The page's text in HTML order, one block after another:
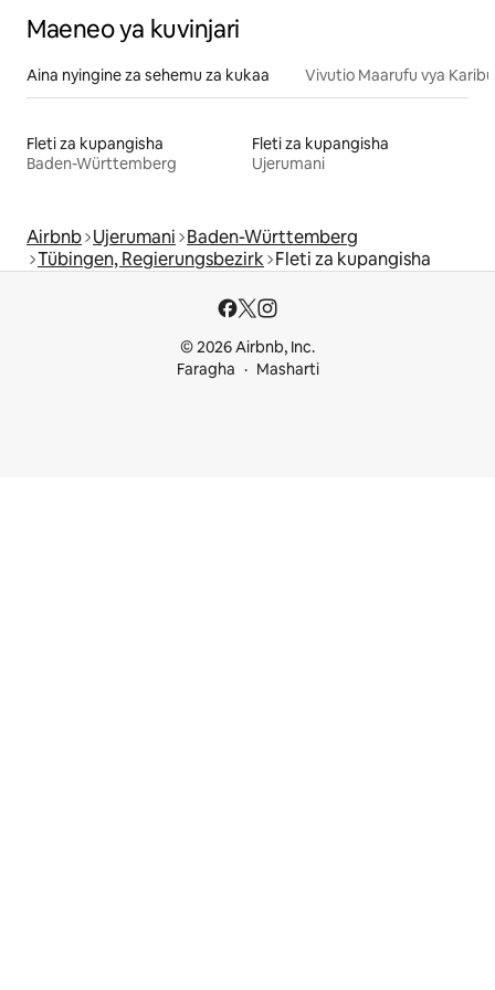
Maeneo ya kuvinjari
Aina nyingine za sehemu za kukaa Vivutio Maarufu vya Karibu
Fleti za kupangisha
Baden-Württemberg
Fleti za kupangisha
Ujerumani
Airbnb Ujerumani Baden-Württemberg
Tübingen, Regierungsbezirk Fleti za kupangisha
© 2026 Airbnb, Inc.
Faragha
Masharti